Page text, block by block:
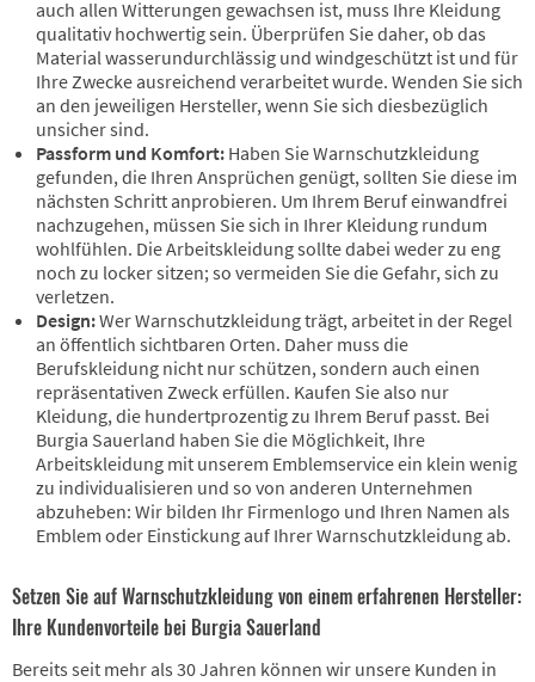
auch allen Witterungen gewachsen ist, muss Ihre Kleidung
qualitativ hochwertig sein. Überprüfen Sie daher, ob das
Material wasserundurchlässig und windgeschützt ist und für
Ihre Zwecke ausreichend verarbeitet wurde. Wenden Sie sich
an den jeweiligen Hersteller, wenn Sie sich diesbezüglich
unsicher sind.
Passform und Komfort: Haben Sie Warnschutzkleidung
gefunden, die Ihren Ansprüchen genügt, sollten Sie diese im
nächsten Schritt anprobieren. Um Ihrem Beruf einwandfrei
nachzugehen, müssen Sie sich in Ihrer Kleidung rundum
wohlfühlen. Die Arbeitskleidung sollte dabei weder zu eng
noch zu locker sitzen; so vermeiden Sie die Gefahr, sich zu
verletzen.
Design:Wer Warnschutzkleidung trägt, arbeitet in der Regel
an öffentlich sichtbaren Orten. Daher muss die
Berufskleidung nicht nur schützen, sondern auch einen
repräsentativen Zweck erfüllen. Kaufen Sie also nur
Kleidung, die hundertprozentig zu Ihrem Beruf passt. Bei
Burgia Sauerland haben Sie die Möglichkeit, Ihre
Arbeitskleidung mit unserem Emblemservice ein klein wenig
zu individualisieren und so von anderen Unternehmen
abzuheben: Wir bilden Ihr Firmenlogo und Ihren Namen als
Emblem oder Einstickung auf Ihrer Warnschutzkleidung ab.
Setzen Sie auf Warnschutzkleidung von einem erfahrenen Hersteller:
Ihre Kundenvorteile bei Burgia Sauerland
Bereits seit mehr als 30 Jahren können wir unsere Kunden in